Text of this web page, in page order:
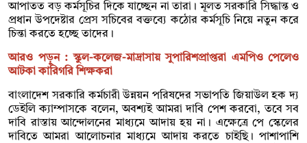
আপাতত বড় কর্মসূচির দিকে যাচ্ছেন না তারা। মূলত সরকারি সিদ্ধান্ত ও
প্রধান উপদেষ্টার প্রেস সচিবের বক্তব্যে কঠোর কর্মসূচি নিয়ে নতুন করে
চিন্তা করতে হচ্ছে তাদের।
আরও পড়ুন :স্কুল-কলেজ-মাদ্রাসায় সুপারিশপ্রাপ্তরা এমপিও পেলেও
আটকা কারিগরি শিক্ষকরা
বাংলাদেশ সরকারি কর্মচারী উন্নয়ন পরিষদের সভাপতি জিয়াউল হক দ্য
ডেইলি ক্যাম্পাসকে বলেন, অবশ্যই আমরা দাবি পেশ করবো, তবে সব
দাবি রাস্তায় আন্দোলনের মাধ্যমে আদায় হয় না। এক্ষেত্রে পে স্কেলের
দাবিতে আমরা আলোচনার মাধ্যমে আদায় করতে চাইছি। পাশাপাশি